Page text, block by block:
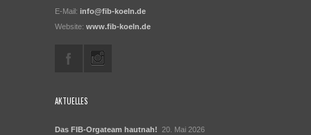
E-Mail: info@fib-koeln.de
Website: www.fib-koeln.de
AKTUELLES
Das FIB-Orgateam hautnah! 20. Mai 2026